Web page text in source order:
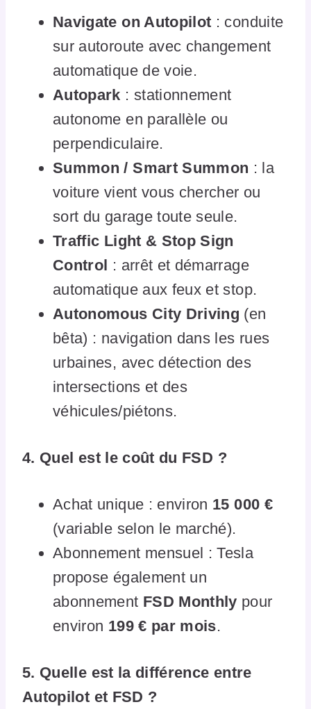
Navigate on Autopilot : conduite
sur autoroute avec changement
automatique de voie.
Autopark : stationnement
autonome en parallèle ou
perpendiculaire.
Summon / Smart Summon : la
voiture vient vous chercher ou
sort du garage toute seule.
Traffic Light & Stop Sign
Control : arrêt et démarrage
automatique aux feux et stop.
Autonomous City Driving (en
bêta) : navigation dans les rues
urbaines, avec détection des
intersections et des
véhicules/piétons.
4. Quel est le coût du FSD ?
Achat unique : environ 15 000 €
(variable selon le marché).
Abonnement mensuel : Tesla
propose également un
abonnement FSD Monthly pour
environ 199 € par mois.
5. Quelle est la différence entre
Autopilot et FSD ?